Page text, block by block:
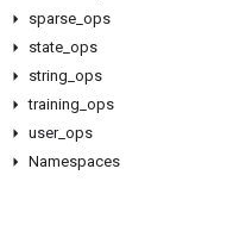
sparse ops
state ops
string ops
training ops
user_ ops
Namespaces